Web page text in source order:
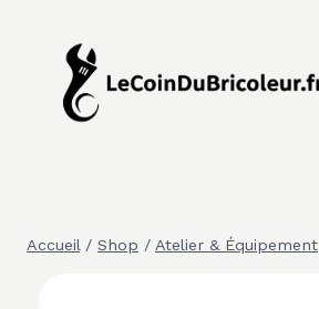
contenu
Accueil / Shop / Atelier & Équipement